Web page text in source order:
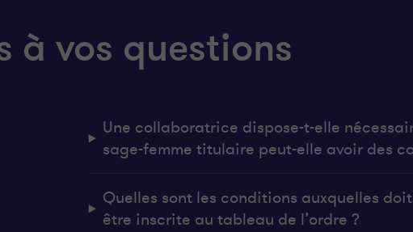
à vos questions
Une collaboratrice dispose-t-elle
sage-femme titulaire peut-elle avoir des
Quelles sont les conditions auxquelles
être inscrite au tableau de l’ordre ?